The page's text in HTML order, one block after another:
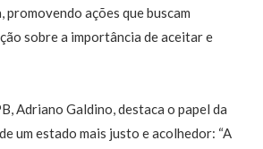
promovendo ações que buscam
sobre a importância de aceitar e
Adriano Galdino, destaca o papel da
um estado mais justo e acolhedor: “A